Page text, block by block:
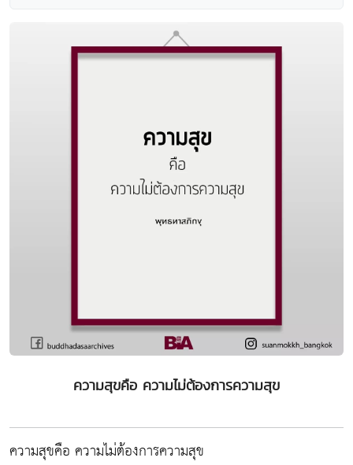
ความสุขคือ ความไม่ต้องการความสุข
ความสุขคือ ความไม่ต้องการความสุข